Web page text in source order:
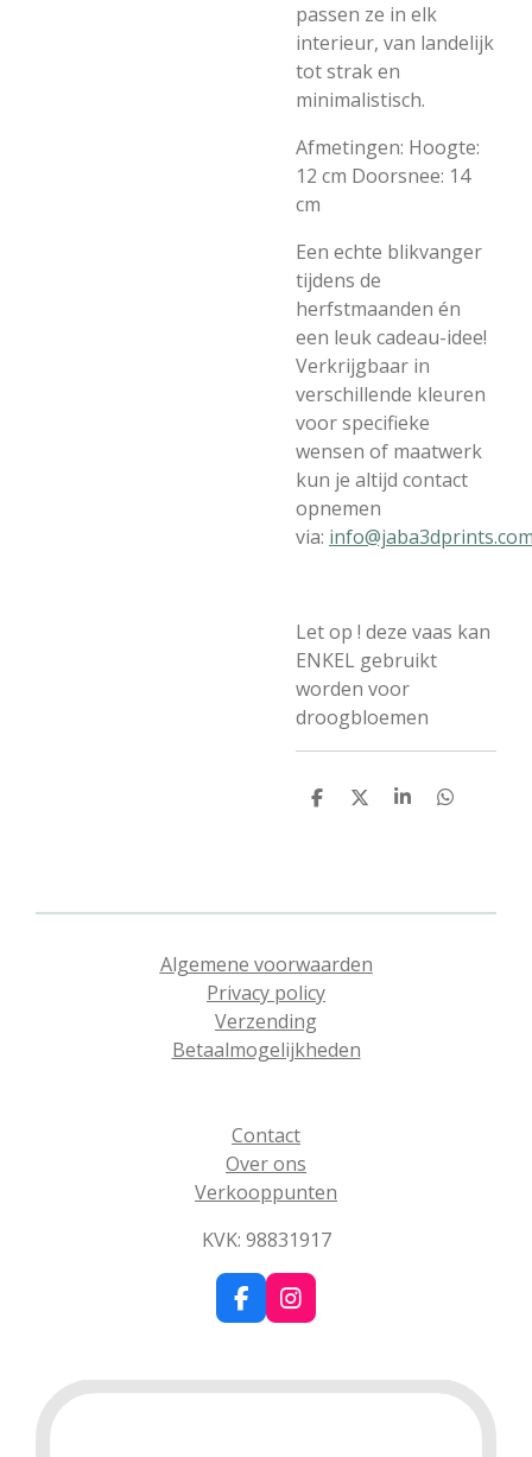
passen ze in elk
interieur, van landelijk
tot strak en
minimalistisch.
Afmetingen: Hoogte:
12 cm Doorsnee: 14
cm
Een echte blikvanger
tijdens de
herfstmaanden én
een leuk cadeau-idee!
Verkrijgbaar in
verschillende kleuren
voor specifieke
wensen of maatwerk
kun je altijd contact
opnemen
via:
Let op ! deze vaas kan
ENKEL gebruikt
worden voor
droogbloemen
D
D
S
D
Algemene voorwaarden
Privacy policy
Verzending
Betaalmogelijkheden
Contact
Over ons
Verkooppunten
KVK: 98831917
F
a
e
b
I
n
t
a